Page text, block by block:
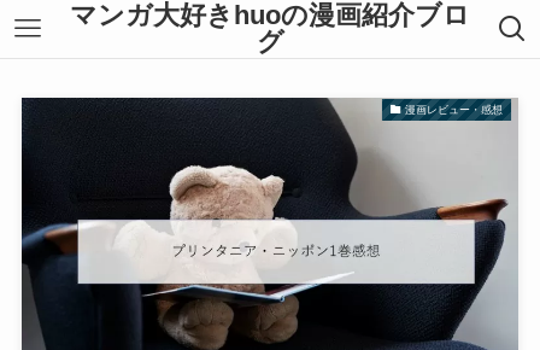
マンガ大好きhuoの漫画紹介ブロ
グ
漫画レビュー・感想